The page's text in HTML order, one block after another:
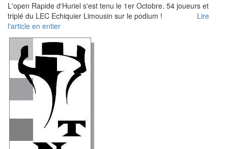
L'open Rapide d'Huriel s'est tenu le 1er Octobre. 54 joueurs et
triplé du LEC Echiquier Limousin sur le podium ! Lire
l'article en entier